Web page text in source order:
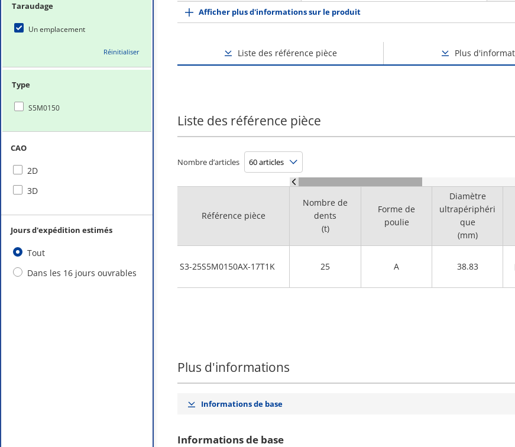
Taraudage
Un emplacement
Réinitialiser
Type
S5M0150
CAO
2D
3D
Jours d'expédition estimés
Tout
Dans les 16 jours ouvrables
Afficher plus d'informations sur le produit
Liste des référence pièce Plus
Liste des référence pièce
Nombre d’articles
Référence pièce
S3-25S5M0150AX-17T1K
Nombre de
dents
(t)
Forme de
poulie
Diamètre
ultrapériphéri
que
(mm)
25 A 38.83
Plus d'informations
Informations de base
Informations de base